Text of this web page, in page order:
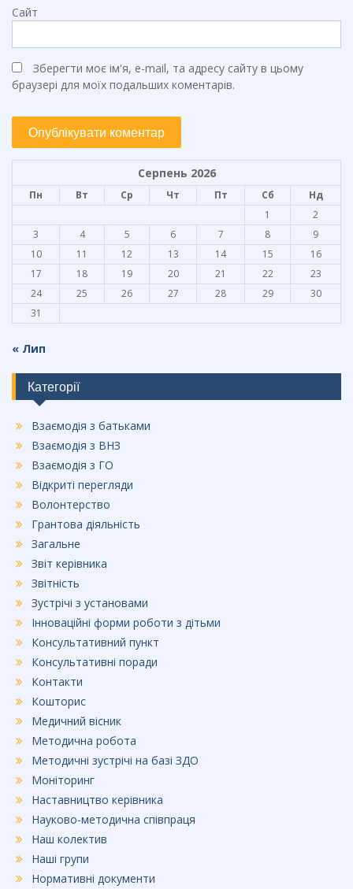
Сайт
Зберегти моє ім'я, e-mail, та адресу сайту в цьому
браузері для моїх подальших коментарів.
Серпень 2026
Пн Вт Ср Чт Пт Сб
Нд
1
2
3
4 5 6 7 8
9
10
11 12 13 14 15
16
17
18 19 20 21 22
23
24
25 26 27 28 29
30
31
« Лип
Категорії
Взаємодія з батьками
Взаємодія з ВНЗ
Взаємодія з ГО
Відкриті перегляди
Волонтерство
Грантова діяльність
Загальне
Звіт керівника
Звітність
Зустрічі з установами
Інноваційні форми роботи з дітьми
Консультативний пункт
Консультативні поради
Контакти
Кошторис
Медичний вісник
Методична робота
Методичні зустрічі на базі ЗДО
Моніторинг
Наставництво керівника
Науково-методична співпраця
Наш колектив
Наші групи
Нормативні документи